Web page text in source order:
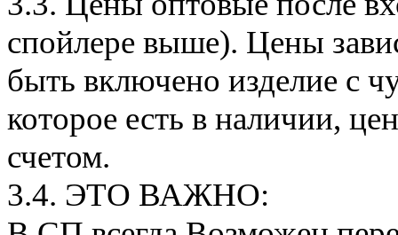
спойлере выше). Цены
быть включено изделие с
которое есть в наличии,
счетом.
3.4. ЭТО ВАЖНО: